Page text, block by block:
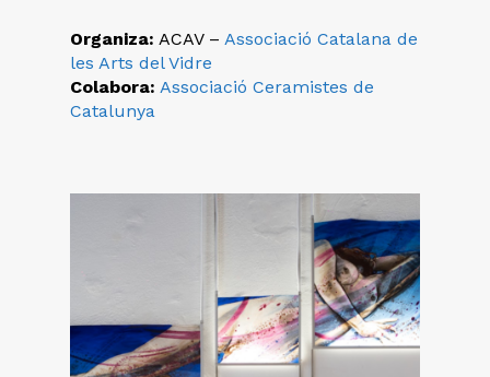
Organiza: ACAV –Associació Catalana de
les Arts del Vidre
Colabora: Associació Ceramistes de
Catalunya